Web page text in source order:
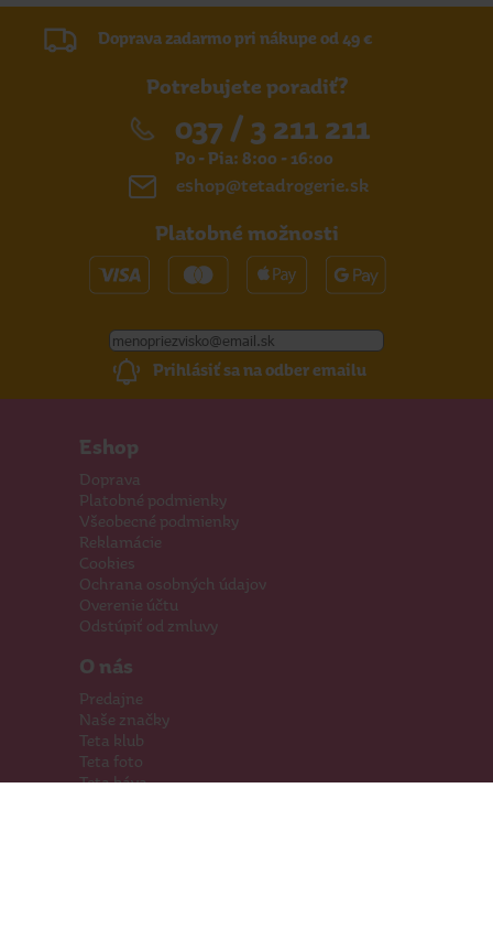
Doprava zadarmo pri nákupe od 49 €
Potrebujete poradiť?
037 / 3 211 211
Po - Pia: 8:00 - 16:00
eshop@tetadrogerie.sk
Platobné možnosti
Prihlásiť sa na odber emailu
Eshop
Doprava
Platobné podmienky
Všeobecné podmienky
Reklamácie
Cookies
Ochrana osobných údajov
Overenie účtu
Odstúpiť od zmluvy
O nás
Predajne
Naše značky
Teta klub
Teta foto
Teta káva